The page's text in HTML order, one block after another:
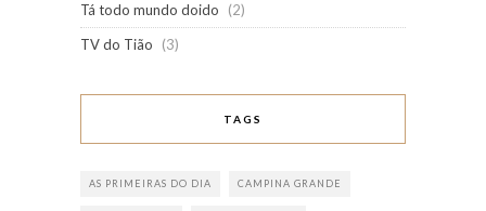
Tá todo mundo doido
(2)
TV do Tião
(3)
TAGS
AS PRIMEIRAS DO DIA CAMPINA GRANDE